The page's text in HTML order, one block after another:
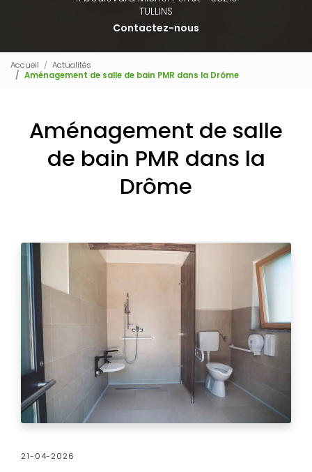
TULLINS
Contactez-nous
Accueil
Actualités
Aménagement de salle de bain PMR dans la Drôme
Aménagement de salle
de bain PMR dans la
Drôme
21-04-2026